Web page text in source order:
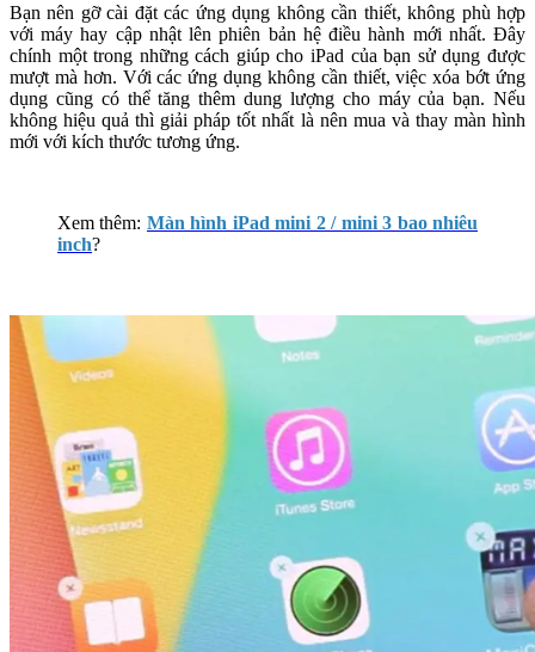
Bạn nên gỡ cài đặt các ứng dụng không cần thiết, không phù hợp
với máy hay cập nhật lên phiên bản hệ điều hành mới nhất. Đây
chính một trong những cách giúp cho iPad của bạn sử dụng được
mượt mà hơn. Với các ứng dụng không cần thiết, việc xóa bớt ứng
dụng cũng có thể tăng thêm dung lượng cho máy của bạn. Nếu
không hiệu quả thì giải pháp tốt nhất là nên mua và thay màn hình
mới với kích thước tương ứng.
Xem thêm: Màn hình iPad mini 2 / mini 3 bao nhiêu
inch?